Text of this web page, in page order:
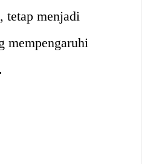
tetap menjadi
mempengaruhi